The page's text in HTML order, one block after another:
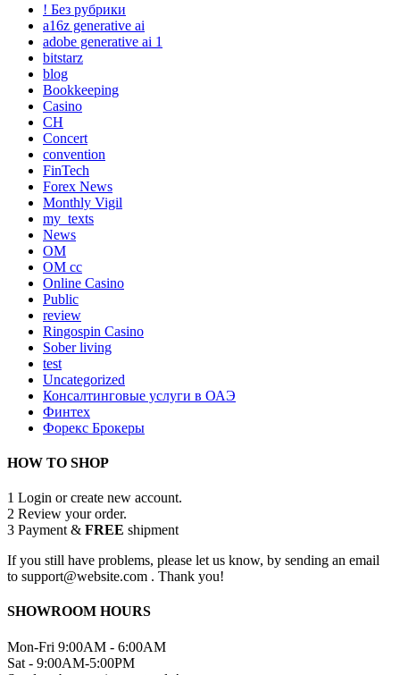
! Без рубрики
a16z generative ai
adobe generative ai 1
bitstarz
blog
Bookkeeping
Casino
CH
Concert
convention
FinTech
Forex News
Monthly Vigil
my_texts
News
OM
OM cc
Online Casino
Public
review
Ringospin Casino
Sober living
test
Uncategorized
Консалтинговые услуги в ОАЭ
Финтех
Форекс Брокеры
HOW TO SHOP
1 Login or create new account.
2 Review your order.
3 Payment & FREE shipment
If you still have problems, please let us know, by sending an email
to support@website.com . Thank you!
SHOWROOM HOURS
Mon-Fri 9:00AM - 6:00AM
Sat - 9:00AM-5:00PM